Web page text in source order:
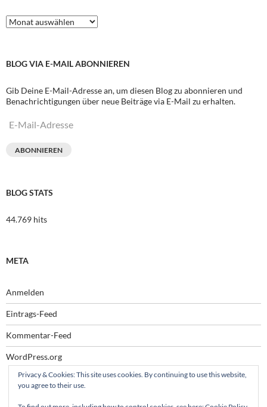
Archive
BLOG VIA E-MAIL ABONNIEREN
Gib Deine E-Mail-Adresse an, um diesen Blog zu abonnieren und
Benachrichtigungen über neue Beiträge via E-Mail zu erhalten.
E-
ABONNIEREN
BLOG STATS
44.769 hits
META
Anmelden
Eintrags-Feed
Kommentar-Feed
WordPress.org
Privacy & Cookies: This site uses cookies. By continuing to use this website,
you agree to their use.